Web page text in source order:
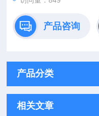
产品咨询
产品分类
相关文章